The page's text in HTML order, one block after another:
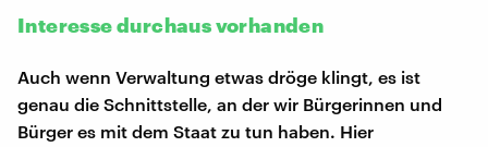
Interesse durchaus vorhanden
Auch wenn Verwaltung etwas dröge klingt, es ist
genau die Schnittstelle, an der wir Bürgerinnen und
Bürger es mit dem Staat zu tun haben. Hier